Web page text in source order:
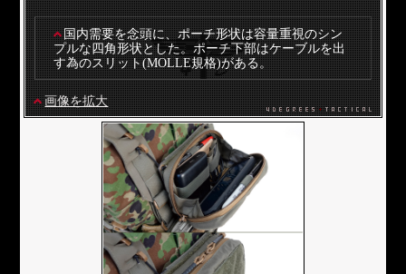
国内需要を念頭に、ポーチ形状は容量重視のシン
プルな四角形状とした。ポーチ下部はケーブルを出
す為のスリット(MOLLE規格)がある。
画像を拡大